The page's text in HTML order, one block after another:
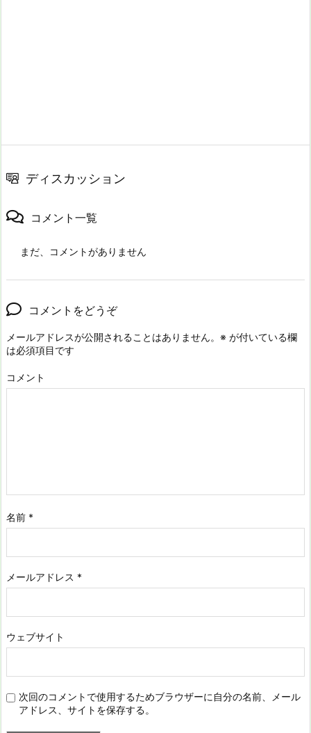
ディスカッション
コメント一覧
まだ、コメントがありません
コメントをどうぞ
メールアドレスが公開されることはありません。 ※ が付いている欄
は必須項目です
コメント
名前 *
メールアドレス *
ウェブサイト
次回のコメントで使用するためブラウザーに自分の名前、メール
アドレス、サイトを保存する。